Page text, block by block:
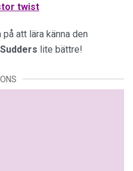
twist
att lära känna den
lite bättre!